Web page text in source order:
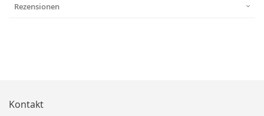
Rezensionen
Kontakt